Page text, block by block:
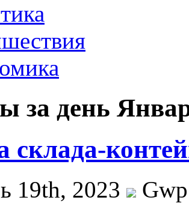
за день
склада-
19th, 2023
Gwp